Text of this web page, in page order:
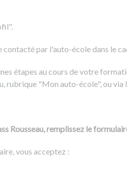
par l'auto-école dans le
étapes au cours de votre
rubrique "Mon auto-école", ou
Rousseau, remplissez le
vous acceptez :